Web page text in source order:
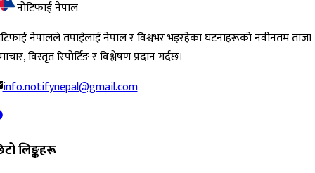
नोटिफाई नेपाल
नेपालले तपाईंलाई नेपाल र विश्वभर भइरहेका घटनाहरूको नवीनतम ताजा
विस्तृत रिपोर्टिङ र विश्लेषण प्रदान गर्दछ।
info.notifynepal@gmail.com
लिङ्कहरू